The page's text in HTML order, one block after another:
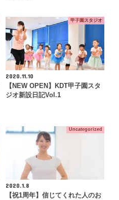
甲子園スタジオ
2020.11.10
【NEW OPEN】KDT甲子園スタ
ジオ新設日記Vol.1
Uncategorized
2020.1.8
【祝1周年】信じてくれた人のお